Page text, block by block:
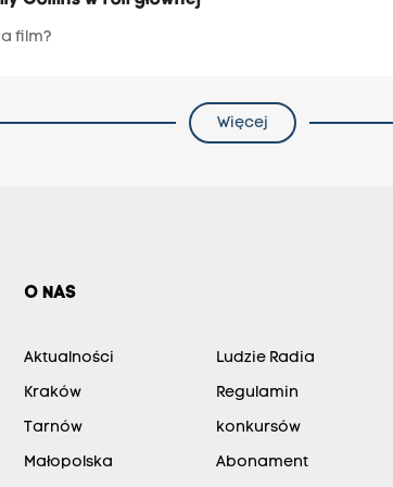
film?
Więcej
O NAS
Aktualności
Kraków
Tarnów
Małopolska
Ludzie Radia
Regulamin
konkursów
Abonament